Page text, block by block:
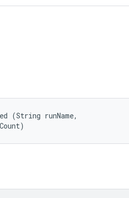
(String runName,